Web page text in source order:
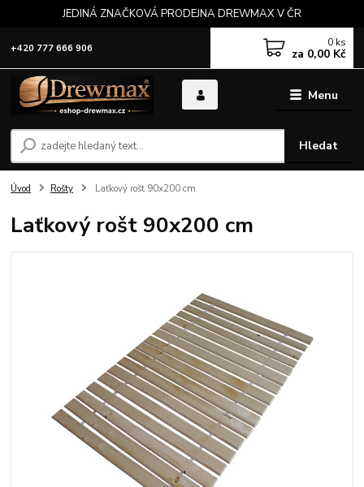
JEDINÁ ZNAČKOVÁ PRODEJNA DREWMAX V ČR
Menu
Hledat
+420 777 666 906 0 ks
za 0,00 Kč
Úvod Rošty Laťkový rošt 90x200 cm
Laťkový rošt 90x200 cm